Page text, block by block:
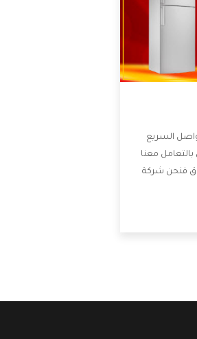
السريع
معنا
فنحن شركة
منها خدمة